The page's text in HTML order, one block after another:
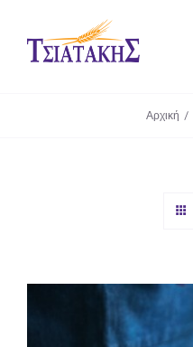
περιεχόμενο
Αρχική /